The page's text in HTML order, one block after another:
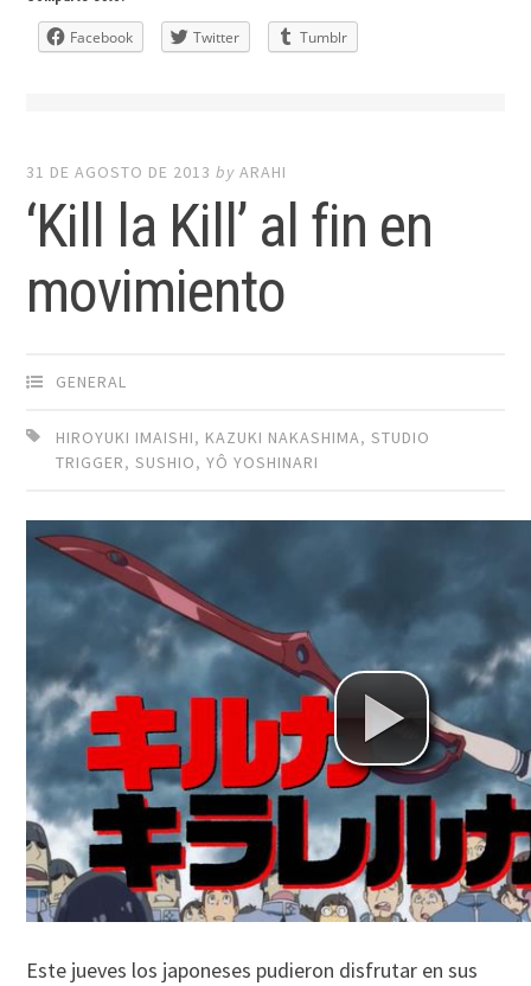
Facebook Twitter Tumblr
31 DE AGOSTO DE 2013 byARAHI
‘Kill la Kill’ al fin en
movimiento
GENERAL
HIROYUKI IMAISHI, KAZUKI NAKASHIMA,STUDIO
TRIGGER,SUSHIO,YÔ YOSHINARI
Este jueves los japoneses pudieron disfrutar en sus